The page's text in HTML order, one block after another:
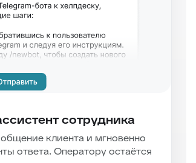
сотрудника
клиента и мгновенно
ответа. Оператору остаётся